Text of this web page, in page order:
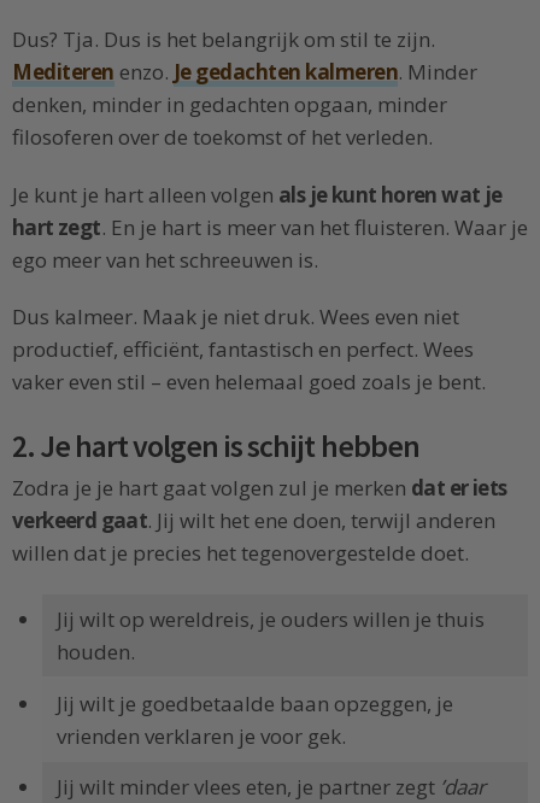
Dus? Tja. Dus is het belangrijk om stil te zijn.
Mediteren enzo. Je gedachten kalmeren. Minder
denken, minder in gedachten opgaan, minder
filosoferen over de toekomst of het verleden.
Je kunt je hart alleen volgen als je kunt horen wat je
hart zegt. En je hart is meer van het fluisteren. Waar je
ego meer van het schreeuwen is.
Dus kalmeer. Maak je niet druk. Wees even niet
productief, efficiënt, fantastisch en perfect. Wees
vaker even stil – even helemaal goed zoals je bent.
2. Je hart volgen is schijt hebben
Zodra je je hart gaat volgen zul je merken dat er iets
verkeerd gaat. Jij wilt het ene doen, terwijl anderen
willen dat je precies het tegenovergestelde doet.
Jij wilt op wereldreis, je ouders willen je thuis
houden.
Jij wilt je goedbetaalde baan opzeggen, je
vrienden verklaren je voor gek.
Jij wilt minder vlees eten, je partner zegt ’daar